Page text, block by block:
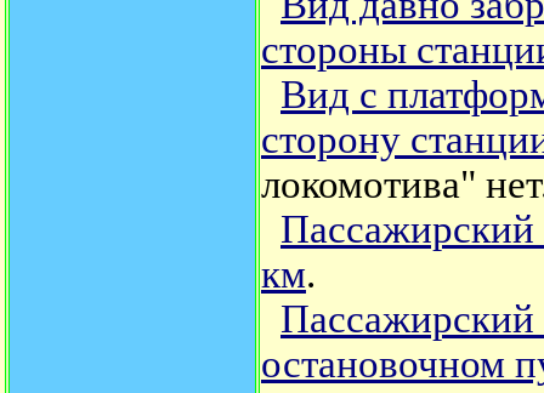
стороны
Вид с
сторону
локомотива"
Пассажирский
км.
Пассажирский
остановочном